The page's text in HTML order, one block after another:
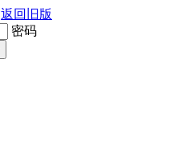
返回旧版
密码